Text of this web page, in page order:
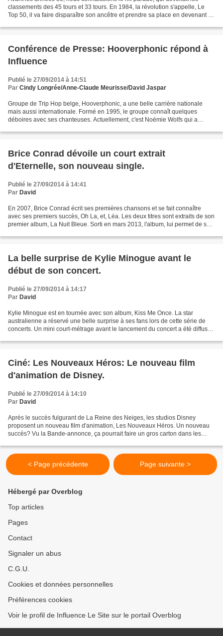
classements des 45 tours et 33 tours. En 1984, la révolution s'appelle, Le
Top 50, il va faire disparaître son ancêtre et prendre sa place en devenant le
Conférence de Presse: Hooverphonic répond à
Influence
Publié le 27/09/2014 à 14:51
Par Cindy Longrée/Anne-Claude Meurisse/David Jaspar
Groupe de Trip Hop belge, Hooverphonic, a une belle carrière nationale
mais aussi internationale. Formé en 1995, le groupe connaît quelques
déboires avec ses chanteuses. Actuellement, c'est Noémie Wolfs qui a
Brice Conrad dévoile un court extrait
d'Eternelle, son nouveau single.
Publié le 27/09/2014 à 14:41
Par David
En 2007, Brice Conrad écrit ses premières chansons et se fait connaître
avec ses premiers succès, Oh La, et, Léa. Les deux titres sont extraits de son
premier album, La Nuit Bleue. Sorti en mars 2013, l'album, lui permet de se
La belle surprise de Kylie Minogue avant le
début de son concert.
Publié le 27/09/2014 à 14:17
Par David
Kylie Minogue est en tournée avec son album, Kiss Me Once. La star
australienne a réservé une belle surprise à ses fans lors de cette série de
concerts. Un mini court-métrage avant le lancement du concert a été diffusé
Ciné: Les Nouveaux Héros: Le nouveau film
d'animation de Disney.
Publié le 27/09/2014 à 14:10
Par David
Après le succès fulgurant de La Reine des Neiges, les studios Disney
proposent un nouveau film d'animation, Les Nouveaux Héros. Un nouveau
succès? Vu la Bande-annonce, ça pourrait faire un gros carton dans les
< Page précédente Page suivante >
Hébergé par Overblog
Top articles
Pages
Contact
Signaler un abus
C.G.U.
Cookies et données personnelles
Préférences cookies
Voir le profil de Influence Le Site sur le portail Overblog